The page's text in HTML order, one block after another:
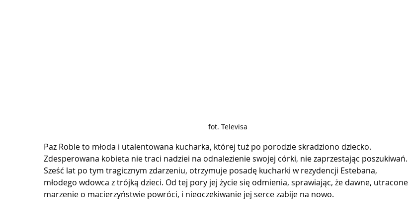
fot. Televisa
Paz Roble to młoda i utalentowana kucharka, której tuż po porodzie skradziono dziecko.
Zdesperowana kobieta nie traci nadziei na odnalezienie swojej córki, nie zaprzestając poszukiwań.
Sześć lat po tym tragicznym zdarzeniu, otrzymuje posadę kucharki w rezydencji Estebana,
młodego wdowca z trójką dzieci. Od tej pory jej życie się odmienia, sprawiając, że dawne, utracone
marzenie o macierzyństwie powróci, i nieoczekiwanie jej serce zabije na nowo.